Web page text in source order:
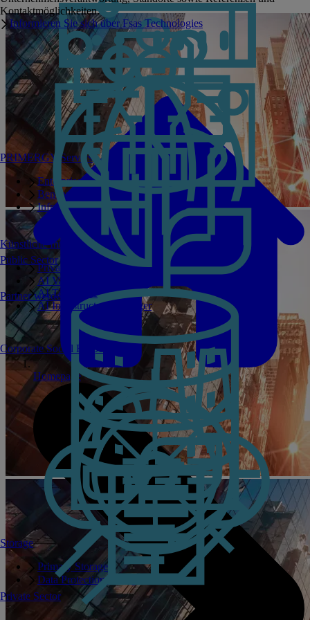
PRIMERGY Servers
Enterprise AI Server Portfolio
Benchmarks
Infrastructure Manager
Storage
Primary Storage
Data Protection Storage
Künstliche Intelligenz
Private GPT
AI Validated Designs
AI Test Drive
AI Infrastructure Manager
Public Sector
Private Sector
Partner werden
Kontaktmöglichkeiten.
Informieren Sie sich über Fsas Technologies
Corporate Social Responsibility
Homepage